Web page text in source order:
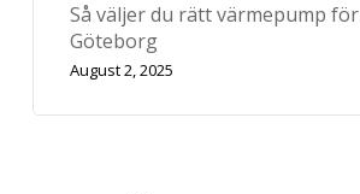
Så väljer du rätt värmepump
Göteborg
August 2, 2025